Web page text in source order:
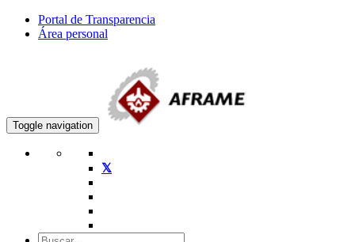
Portal de Transparencia
Área personal
Toggle navigation